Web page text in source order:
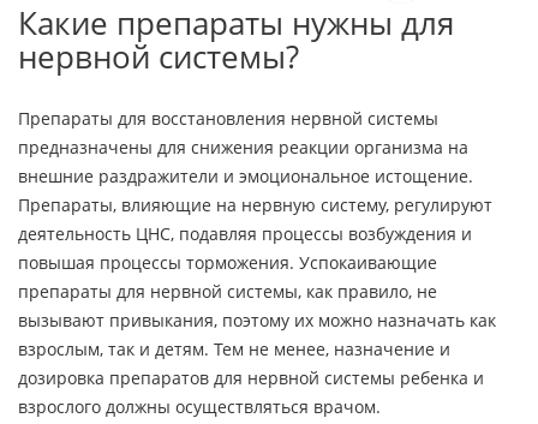
Какие препараты нужны для
нервной системы?
Препараты для восстановления нервной системы
предназначены для снижения реакции организма на
внешние раздражители и эмоциональное истощение.
Препараты, влияющие на нервную систему, регулируют
деятельность ЦНС, подавляя процессы возбуждения и
повышая процессы торможения. Успокаивающие
препараты для нервной системы, как правило, не
вызывают привыкания, поэтому их можно назначать как
взрослым, так и детям. Тем не менее, назначение и
дозировка препаратов для нервной системы ребенка и
взрослого должны осуществляться врачом.